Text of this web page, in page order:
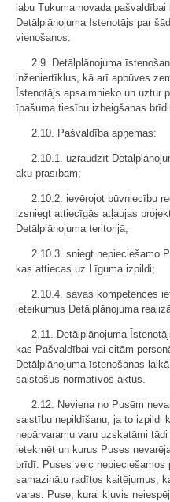
labu Tukuma novada
Detālplānojuma Īstenotājs par
vienošanos.
2.9. Detālplānojuma
inženiertīklus, kā arī apbūves
Īstenotājs apsaimnieko un uztur
īpašuma tiesību izbeigšanas
2.10. Pašvaldība apņemas:
2.10.1. uzraudzīt
aku prasībām;
2.10.2. ievērojot būvniecību
izsniegt attiecīgās atļaujas
Detālplānojuma teritorijā;
2.10.3. sniegt nepieciešamo
kas attiecas uz Līguma izpildi;
2.10.4. savas kompetences
ieteikumus Detālplānojuma
2.11. Detālplānojuma
kas Pašvaldībai vai citām
Detālplānojuma īstenošanas
saistošus normatīvos aktus.
2.12. Neviena no Pusēm
saistību nepildīšanu, ja to izpildi
nepārvaramu varu uzskatāmi
ietekmēt un kurus Puses
brīdī. Puses veic
samazinātu radītos kaitējumus,
varas. Puse, kurai kļuvis